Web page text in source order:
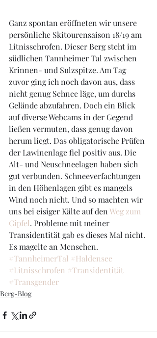
Ganz spontan eröffneten wir unsere
persönliche Skitourensaison 18/19 am
Litnisschrofen. Dieser Berg steht im
südlichen Tannheimer Tal zwischen
Krinnen- und Sulzspitze. Am Tag
zuvor ging ich noch davon aus, dass
nicht genug Schnee läge, um durchs
Gelände abzufahren. Doch ein Blick
auf diverse Webcams in der Gegend
ließen vermuten, dass genug davon
herum liegt. Das obligatorische Prüfen
der Lawinenlage fiel positiv aus. Die
Alt- und Neuschneelagen haben sich
gut verbunden. Schneeverfachtungen
in den Höhenlagen gibt es mangels
Wind noch nicht. Und so machten wir
uns bei eisiger Kälte auf den Weg zum
Gipfel. Probleme mit meiner
Transidentität gab es dieses Mal nicht.
Es magelte an Menschen.
#TannheimerTal #Haldensee
#Litnisschrofen #Transidentität
#Transgender
Berg-Blog